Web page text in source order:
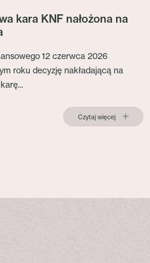
kara KNF nałożona na
12 czerwca 2026
roku decyzję nakładającą na
Czytaj więcej